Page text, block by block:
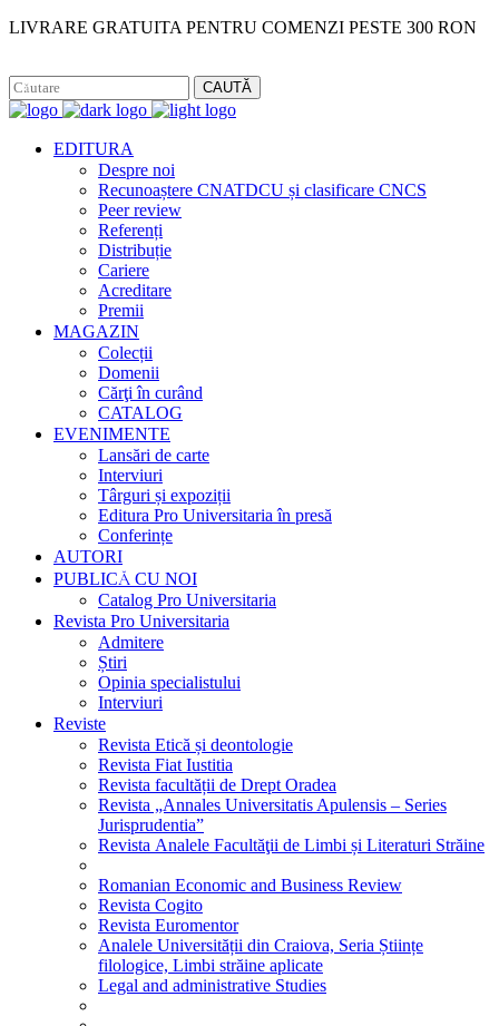
LIVRARE GRATUITA PENTRU COMENZI PESTE 300 RON
CAUTĂ
EDITURA
Despre noi
Recunoaștere CNATDCU și clasificare CNCS
Peer review
Referenți
Distribuție
Cariere
Acreditare
Premii
MAGAZIN
Colecții
Domenii
Cărţi în curând
CATALOG
EVENIMENTE
Lansări de carte
Interviuri
Târguri și expoziții
Editura Pro Universitaria în presă
Conferințe
AUTORI
PUBLICĂ CU NOI
Catalog Pro Universitaria
Revista Pro Universitaria
Admitere
Știri
Opinia specialistului
Interviuri
Reviste
Revista Etică și deontologie
Revista Fiat Iustitia
Revista facultății de Drept Oradea
Revista „Annales Universitatis Apulensis – Series
Jurisprudentia”
Revista Analele Facultăţii de Limbi și Literaturi Străine
Romanian Economic and Business Review
Revista Cogito
Revista Euromentor
Analele Universității din Craiova, Seria Științe
filologice, Limbi străine aplicate
Legal and administrative Studies